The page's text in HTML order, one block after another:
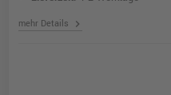
mehr Details chevron_right